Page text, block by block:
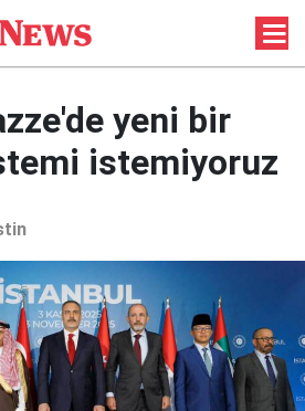
yeni bir
istemiyoruz